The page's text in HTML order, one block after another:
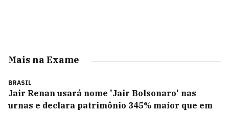
Mais na Exame
BRASIL
Jair Renan usará nome 'Jair Bolsonaro' nas
urnas e declara patrimônio 345% maior que em